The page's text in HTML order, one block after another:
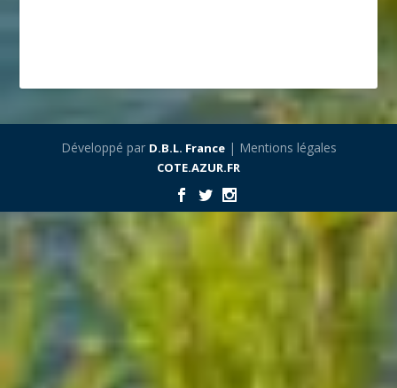
Développé par D.B.L. France| Mentions légales
COTE.AZUR.FR